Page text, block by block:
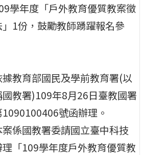
學年度「戶外教育優質教案徵
1份，鼓勵教師踴躍報名參
教育部國民及學前教育署(以
國教署)109年8月26日臺教國署
號函辦理。
係國教署委請國立臺中科技
「109學年度戶外教育優質教